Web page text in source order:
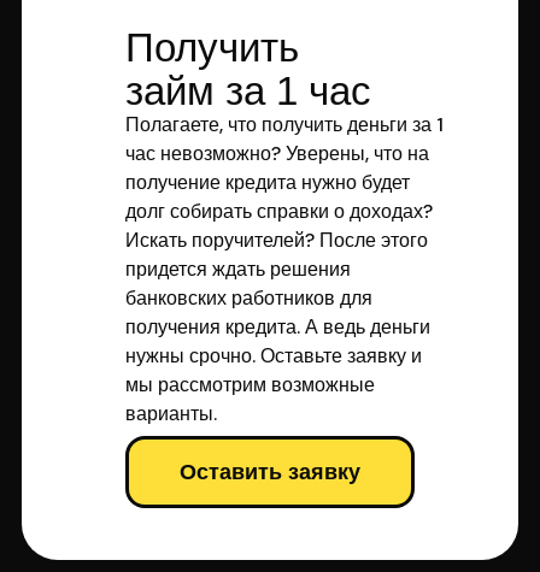
Получить
займ за 1 час
Полагаете, что получить деньги за 1
час невозможно? Уверены, что на
получение кредита нужно будет
долг собирать справки о доходах?
Искать поручителей? После этого
придется ждать решения
банковских работников для
получения кредита. А ведь деньги
нужны срочно. Оставьте заявку и
мы рассмотрим возможные
варианты.
Оставить заявку